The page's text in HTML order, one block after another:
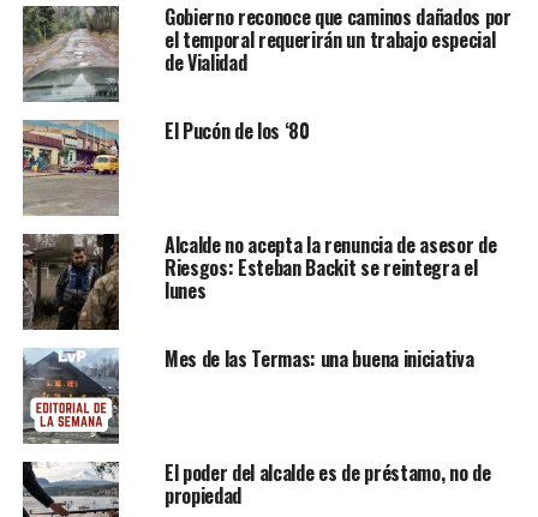
Gobierno reconoce que caminos dañados por
el temporal requerirán un trabajo especial
de Vialidad
El Pucón de los ‘80
Alcalde no acepta la renuncia de asesor de
Riesgos: Esteban Backit se reintegra el
lunes
Mes de las Termas: una buena iniciativa
El poder del alcalde es de préstamo, no de
propiedad